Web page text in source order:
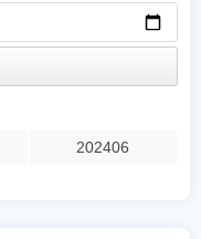
202406